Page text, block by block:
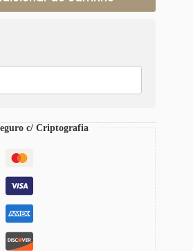
c/ Criptografia